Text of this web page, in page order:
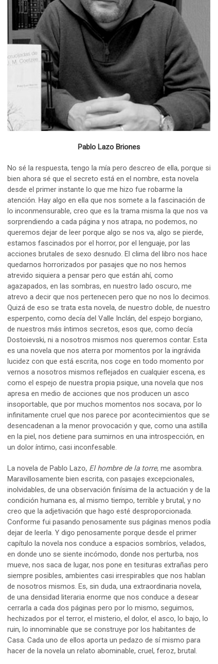
Pablo Lazo Briones
No sé la respuesta, tengo la mía pero descreo de ella, porque si
bien ahora sé que el secreto está en el nombre, esta novela
desde el primer instante lo que me hizo fue robarme la
atención. Hay algo en ella que nos somete a la fascinación de
lo inconmensurable, creo que es la trama misma la que nos va
sorprendiendo a cada página y nos atrapa, no podemos, no
queremos dejar de leer porque algo se nos va, algo se pierde,
estamos fascinados por el horror, por el lenguaje, por las
acciones brutales de sexo desnudo. El clima del libro nos hace
quedarnos horrorizados por pasajes que no nos hemos
atrevido siquiera a pensar pero que están ahí, como
agazapados, en las sombras, en nuestro lado oscuro, me
atrevo a decir que nos pertenecen pero que no nos lo decimos.
Quizá de eso se trata esta novela, de nuestro doble, de nuestro
esperpento, como decía del Valle Inclán, del espejo borgiano,
de nuestros más íntimos secretos, esos que, como decía
Dostoievski, ni a nosotros mismos nos queremos contar. Esta
es una novela que nos aterra por momentos por la ingrávida
lucidez con que está escrita, nos coge en todo momento por
vernos a nosotros mismos reflejados en cualquier escena, es
como el espejo de nuestra propia psique, una novela que nos
apresa en medio de acciones que nos producen un asco
insoportable, que por muchos momentos nos socava, por lo
infinitamente cruel que nos parece por acontecimientos que se
desencadenan a la menor provocación y que, como una astilla
en la piel, nos detiene para sumirnos en una introspección, en
un dolor íntimo, casi inconfesable.
La novela de Pablo Lazo, El hombre de la torre, me asombra.
Maravillosamente bien escrita, con pasajes excepcionales,
inolvidables, de una observación finísima de la actuación y de la
condición humana es, al mismo tiempo, terrible y brutal, y no
creo que la adjetivación que hago esté desproporcionada.
Conforme fui pasando penosamente sus páginas menos podía
dejar de leerla. Y digo penosamente porque desde el primer
capítulo la novela nos conduce a espacios sombríos, velados,
en donde uno se siente incómodo, donde nos perturba, nos
mueve, nos saca de lugar, nos pone en tesituras extrañas pero
siempre posibles, ambientes casi irrespirables que nos hablan
de nosotros mismos. Es, sin duda, una extraordinaria novela,
de una densidad literaria enorme que nos conduce a desear
cerrarla a cada dos páginas pero por lo mismo, seguimos,
hechizados por el terror, el misterio, el dolor, el asco, lo bajo, lo
ruin, lo innominable que se construye por los habitantes de
Casa. Cada uno de ellos aporta un pedazo de sí mismo para
hacer de la novela un relato abominable, cruel, feroz, brutal.